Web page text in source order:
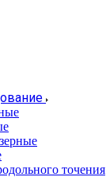
точения